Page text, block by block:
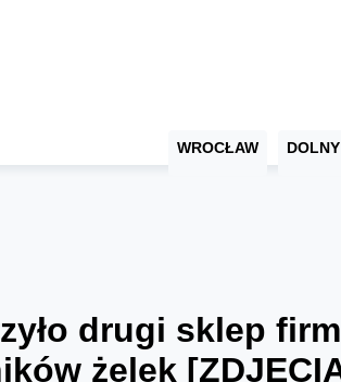
WROCŁAW
drugi sklep
żelek